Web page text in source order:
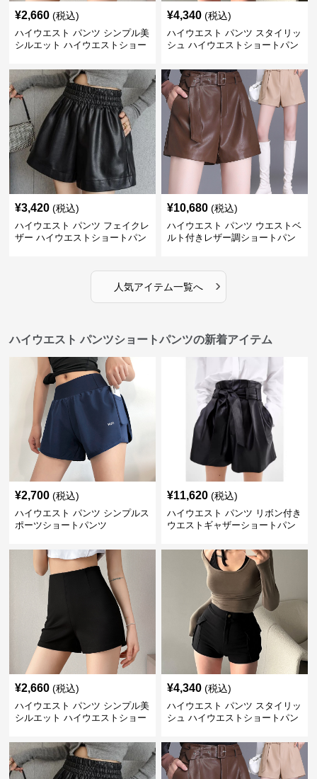
¥2,660 (税込)
ハイウエスト パンツ シンプル美
シルエット ハイウエストショー
¥4,340 (税込)
ハイウエスト パンツ スタイリッ
シュ ハイウエストショートパン
¥3,420 (税込)
ハイウエスト パンツ フェイクレ
ザー ハイウエストショートパン
¥10,680 (税込)
ハイウエスト パンツ ウエストベ
ルト付きレザー調ショートパン
人気アイテム一覧へ ›
ハイウエスト パンツショートパンツの新着アイテム
¥2,700 (税込)
ハイウエスト パンツ シンプルス
ポーツショートパンツ
¥11,620 (税込)
ハイウエスト パンツ リボン付き
ウエストギャザーショートパン
¥2,660 (税込)
ハイウエスト パンツ シンプル美
シルエット ハイウエストショー
¥4,340 (税込)
ハイウエスト パンツ スタイリッ
シュ ハイウエストショートパン